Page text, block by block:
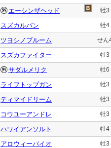
エーシンザヘッド 牡3
スズカルパン 牡4
ツヨシノブルーム せん
スズカファイター 牡3
サダルメリク 牡6
ライフトップガン 牡3
ティマイドリーム 牡3
コウユーアンドレ 牡3
ハワイアンソルト 牡4
アロウィーバイオ 牡3